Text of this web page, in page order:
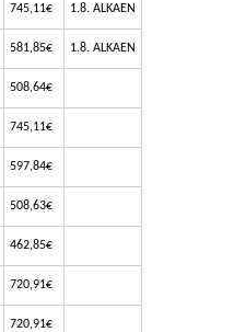
745,11€ 1.8. ALKAEN
581,85€ 1.8. ALKAEN
508,64€
745,11€
597,84€
508,63€
462,85€
720,91€
720,91€